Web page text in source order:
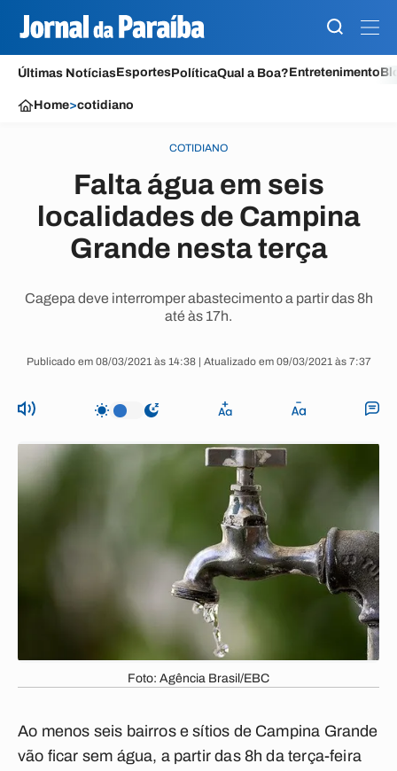
Últimas NotíciasEsportesPolíticaQual a Boa?Entretenimento
Home>cotidiano
COTIDIANO
Falta água em seis
localidades de Campina
Grande nesta terça
Cagepa deve interromper abastecimento a partir das 8h
até às 17h.
Publicado em 08/03/2021 às 14:38 | Atualizado em 09/03/2021 às 7:37
Foto: Agência Brasil/EBC
Ao menos seis bairros e sítios de Campina Grande
vão ficar sem água, a partir das 8h da terça-feira